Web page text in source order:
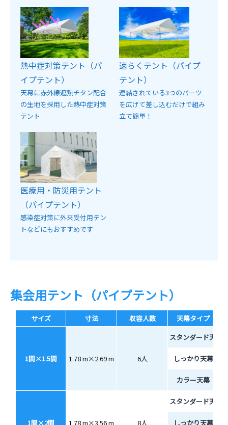
熱中症対策テント（パ
イプテント）
天幕に赤外線遮熱チタン配合
の生地を採用した熱中症対策
テント
速らくテント（パイプ
テント）
連結されている3つのパーツ
を広げて差し込むだけで組み
立て簡単！
医療用・防災用テント
（パイプテント）
感染症対策に外来受付用テン
トなどにもおすすめです
集会用テント（パイプテント）
サイズ 寸法 収容人数 天幕タイプ
1間×1.5間 1.78 m×2.69 m 6人
スタンダード天幕
しっかり天幕
カラー天幕
1間×2間 1.78 m×3.56 m 8人
スタンダード天幕
しっかり天幕